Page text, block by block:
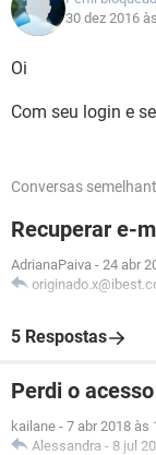
30 dez 2016
Oi
Com seu login e
Conversas
Recuperar e-
AdrianaPaiva - 24 abr
5 Respostas
Perdi o
kailane - 7 abr 2018 às
Alessandra - 8 jul